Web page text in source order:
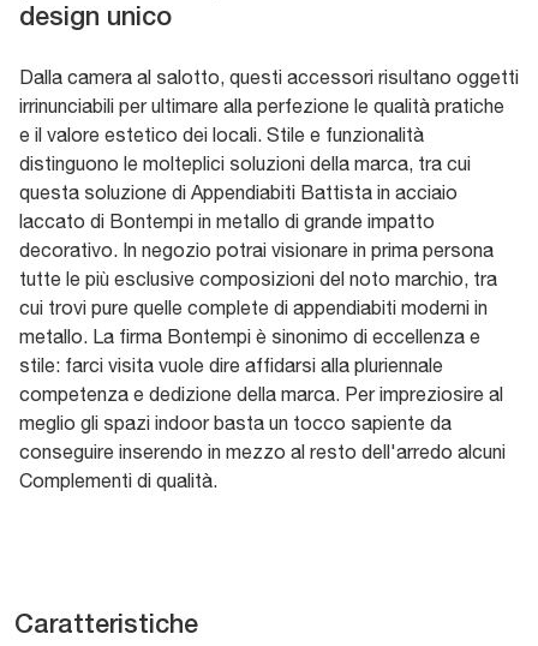
design unico
Dalla camera al salotto, questi accessori risultano oggetti
irrinunciabili per ultimare alla perfezione le qualità pratiche
e il valore estetico dei locali. Stile e funzionalità
distinguono le molteplici soluzioni della marca, tra cui
questa soluzione di Appendiabiti Battista in acciaio
laccato di Bontempi in metallo di grande impatto
decorativo. In negozio potrai visionare in prima persona
tutte le più esclusive composizioni del noto marchio, tra
cui trovi pure quelle complete di appendiabiti moderni in
metallo. La firma Bontempi è sinonimo di eccellenza e
stile: farci visita vuole dire affidarsi alla pluriennale
competenza e dedizione della marca. Per impreziosire al
meglio gli spazi indoor basta un tocco sapiente da
conseguire inserendo in mezzo al resto dell'arredo alcuni
Complementi di qualità.
Caratteristiche